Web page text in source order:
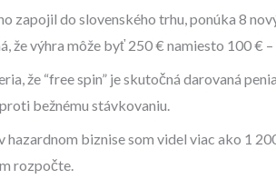
zapojil do slovenského trhu, ponúka 8
že výhra môže byť 250 € namiesto 100 €
že “free spin” je skutočná darovaná
bežnému stávkovaniu.
hazardnom biznise som videl viac ako 1
rozpočte.